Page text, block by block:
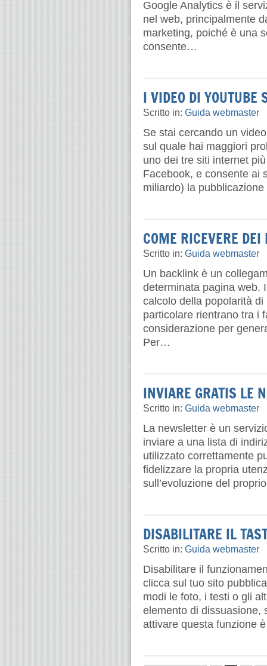
Google Analytics è il
nel web, principalmente
marketing, poiché è una
consente…
I VIDEO DI YOUTUBE
Scritto in: Guida webmaster
Se stai cercando un
sul quale hai maggiori
uno dei tre siti internet
Facebook, e consente ai
miliardo) la
COME RICEVERE
Scritto in: Guida webmaster
Un backlink è un
determinata pagina web.
calcolo della popolarità
particolare rientrano tra i
considerazione per
Per…
INVIARE GRATIS LE
Scritto in: Guida webmaster
La newsletter è un
inviare a una lista di
utilizzato correttamente
fidelizzare la propria
sull’evoluzione del
DISABILITARE IL
Scritto in: Guida webmaster
Disabilitare il
clicca sul tuo sito
modi le foto, i testi o gli
elemento di dissuasione,
attivare questa funzione